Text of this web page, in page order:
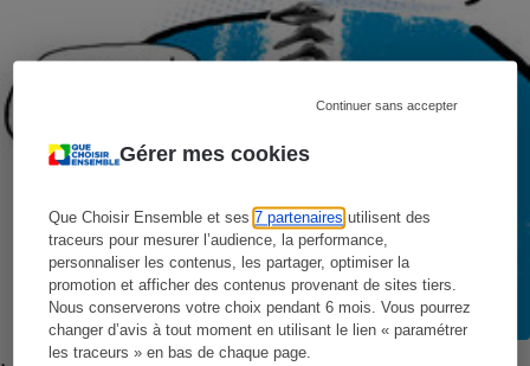
Gérer mes cookies
Que Choisir Ensemble et ses7 partenaires utilisent des
traceurs pour mesurer l’audience, la performance,
personnaliser les contenus, les partager, optimiser la
promotion et afficher des contenus provenant de sites tiers.
Nous conserverons votre choix pendant 6 mois. Vous pourrez
changer d’avis à tout moment en utilisant le lien « paramétrer
les traceurs » en bas de chaque page.
Continuer sans accepter